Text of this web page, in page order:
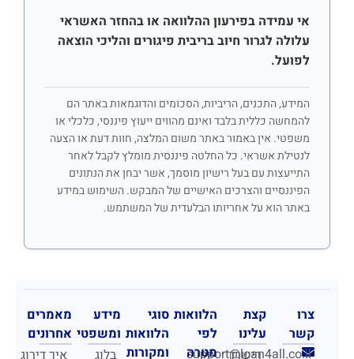
אי עמידה בפירעון ההלוואה או בהחזר האשראי
עלולה לגרור חיוב בריבית פיגורים והליכי הוצאה
לפועל.
המידע, התכנים, הריביות, הסכומים והדוגמאות באתר הם
להמחשה כללית בלבד ואינם מהווים ייעוץ פיננסי, כלכלי או
משפטי. אין באמור באתר משום המלצה, חוות דעת או הצעה
לנטילת אשראי. כל החלטה פיננסית מומלץ לקבל לאחר
התייעצות עם בעל רישיון מוסמך, אשר יבחן את הנתונים
הפיננסיים והצרכים האישיים של המבקש. השימוש במידע
באתר הוא על אחריותו הבלעדית של המשתמש.
צרו
קשר
support@loan4all.co.il
קצת
עלינו
הלוואות
לפי
מטרה
סוגי
הלוואות
ומקורות
מידע
ומשפטי
מאמרים
אחרונים